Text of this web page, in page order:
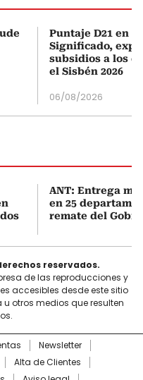
Puntaje D21 en
Significado,
subsidios a los
el Sisbén 2026
06/08/2026
ANT: Entrega
en 25
remate del
reservados.
de las reproducciones y
accesibles desde este sitio
otros medios que resulten
Newsletter
Alta de Clientes